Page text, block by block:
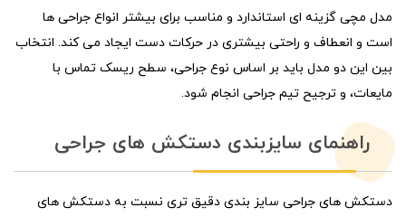
مدل مچی گزینه ای استاندارد و مناسب برای بیشتر انواع جراحی ها
است و انعطاف و راحتی بیشتری در حرکات دست ایجاد می کند. انتخاب
بین این دو مدل باید بر اساس نوع جراحی، سطح ریسک تماس با
مایعات، و ترجیح تیم جراحی انجام شود.
راهنمای سایزبندی دستکش های جراحی
دستکش های جراحی سایز بندی دقیق تری نسبت به دستکش های